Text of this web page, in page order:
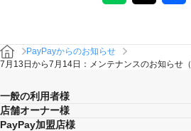
PayPayからのお知らせ
7月13日から7月14日：メンテナンスのお知らせ（
一般の利用者様
店舗オーナー様
PayPay加盟店様